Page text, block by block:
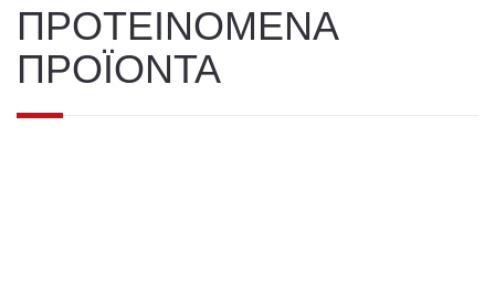
ΠΡΟΤΕΙΝΟΜΕΝΑ
ΠΡΟΪΟΝΤΑ